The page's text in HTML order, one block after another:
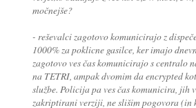
močnejše?
- reševalci zagotovo komunicirajo z
1000% za poklicne gasilce, ker imajo
zagotovo ves čas komunicirajo s centralo
na TETRI, ampak dvomim da encrypted
službe. Policija pa ves čas komunicira, jih
zakriptirani verziji, ne slišim pogovora (in